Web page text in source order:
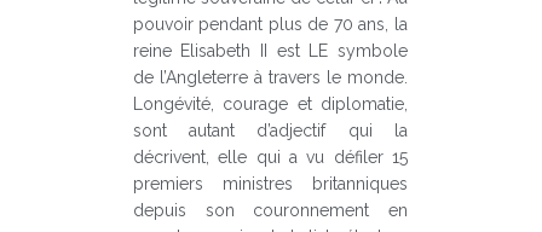
pouvoir pendant plus de 70 ans, la
reine Elisabeth II est LE symbole
de l’Angleterre à travers le monde.
Longévité, courage et diplomatie,
sont autant d’adjectif qui la
décrivent, elle qui a vu défiler 15
premiers ministres britanniques
depuis son couronnement en